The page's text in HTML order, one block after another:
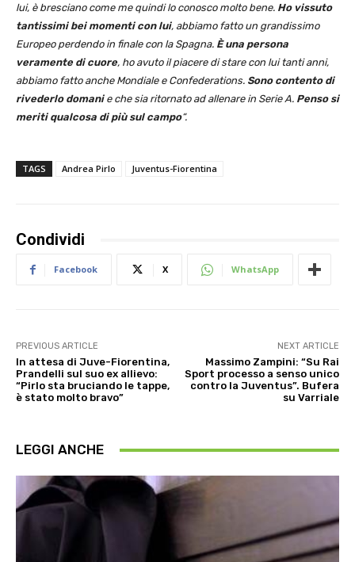
lui, è bresciano come me quindi lo conosco molto bene. Ho vissuto
tantissimi bei momenti con lui, abbiamo fatto un grandissimo
Europeo perdendo in finale con la Spagna. È una persona
veramente di cuore, ho avuto il piacere di stare con lui tanti anni,
abbiamo fatto anche Mondiale e Confederations. Sono contento di
rivederlo domani e che sia ritornato ad allenare in Serie A. Penso si
meriti qualcosa di più sul campo“.
TAGS Andrea Pirlo Juventus-Fiorentina
Condividi
Facebook X WhatsApp
PREVIOUS ARTICLE
In attesa di Juve-Fiorentina,
Prandelli sul suo ex allievo:
“Pirlo sta bruciando le tappe,
è stato molto bravo”
NEXT ARTICLE
Massimo Zampini: “Su Rai
Sport processo a senso unico
contro la Juventus”. Bufera
su Varriale
LEGGI ANCHE